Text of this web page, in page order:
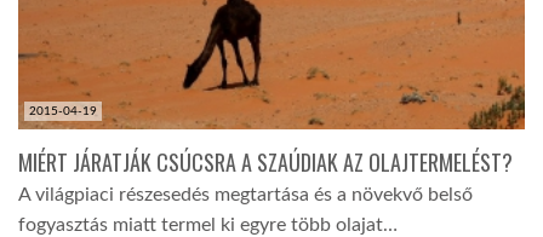
2015-04-19
MIÉRT JÁRATJÁK CSÚCSRA A SZAÚDIAK AZ OLAJTERMELÉST?
A világpiaci részesedés megtartása és a növekvő belső
fogyasztás miatt termel ki egyre több olajat…